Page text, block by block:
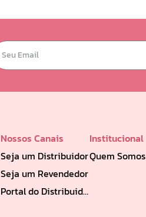
Nossos Canais
Seja um Distribuidor
Seja um Revendedor
Portal do Distribuidor
Institucional
Quem Somos